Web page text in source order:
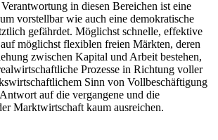
in diesen Bereichen ist eine
vorstellbar wie auch eine demokratische
gefährdet. Möglichst schnelle, effektive
möglichst flexiblen freien Märkten, deren
zwischen Kapital und Arbeit bestehen,
Prozesse in Richtung voller
Sinn von Vollbeschäftigung
auf die vergangene und die
Marktwirtschaft kaum ausreichen.